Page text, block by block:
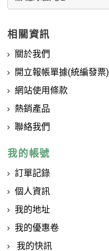
相關資訊
關於我們
開立報帳單據(統編發票)
網站使用條款
熱銷產品
聯絡我們
我的帳號
訂單記錄
個人資訊
我的地址
我的優惠卷
我的快訊